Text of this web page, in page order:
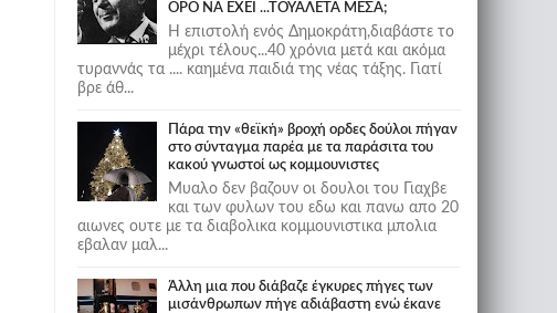
ΟΡΟ ΝΑ ΕΧΕΙ ...ΤΟΥΑΛΕΤΑ ΜΕΣΑ;
Η επιστολή ενός Δημοκράτη,διαβάστε το
μέχρι τέλους...40 χρόνια μετά και ακόμα
τυραννάς τα .... καημένα παιδιά της νέας τάξης. Γιατί
βρε άθ...
Πάρα την «θεϊκή» βροχή ορδες δούλοι πήγαν
στο σύνταγμα παρέα με τα παράσιτα του
κακού γνωστοί ως κομμουνιστες
Μυαλο δεν βαζουν οι δουλοι του Γιαχβε
και των φυλων του εδω και πανω απο 20
αιωνες ουτε με τα διαβολικα κομμουνιστικα μπολια
εβαλαν μαλ...
Άλλη μια που διάβαζε έγκυρες πήγες των
μισάνθρωπων πήγε αδιάβαστη ενώ έκανε